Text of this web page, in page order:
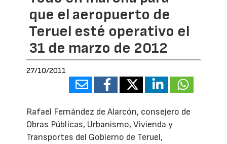
que el aeropuerto de
Teruel esté operativo el
31 de marzo de 2012
27/10/2011
Rafael Fernández de Alarcón, consejero de
Obras Públicas, Urbanismo, Vivienda y
Transportes del Gobierno de Teruel,